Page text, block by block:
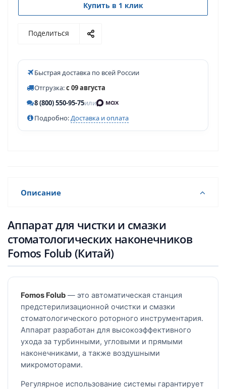
Купить в 1 клик
Поделиться
Быстрая доставка по всей России
Отгрузка:с 09 августа
8 (800) 550-95-75или
Подробно:Доставка и оплата
Описание
Аппарат для чистки и смазки
стоматологических наконечников
Fomos Folub (Китай)
Fomos Folub — это автоматическая станция
предстерилизационной очистки и смазки
стоматологического роторного инструментария.
Аппарат разработан для высокоэффективного
ухода за турбинными, угловыми и прямыми
наконечниками, а также воздушными
микромоторами.
Регулярное использование системы гарантирует